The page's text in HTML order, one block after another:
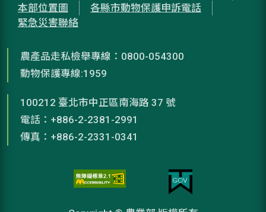
本部位置圖
各縣市動物保護申訴電話
緊急災害聯絡
農產品走私檢舉專線：0800-054300
動物保護專線:1959
100212 臺北市中正區南海路 37 號
電話：+886-2-2381-2991
傳真：+886-2-2331-0341